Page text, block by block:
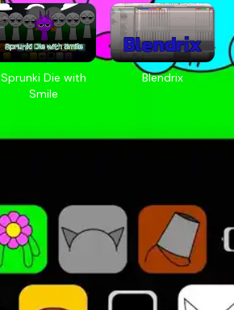
Sprunki Die with
Smile
Blendrix